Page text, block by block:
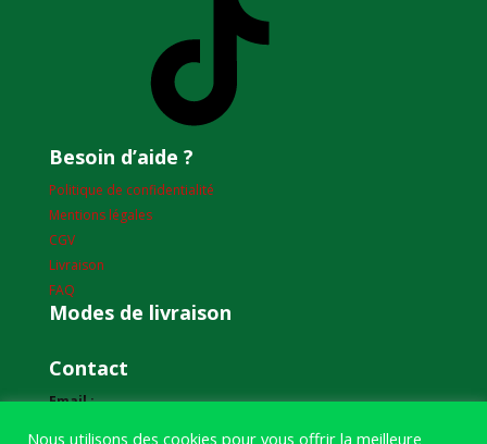
Besoin d’aide ?
Politique de confidentialité
Mentions légales
CGV
Livraison
FAQ
Modes de livraison
Contact
Email :
Nous utilisons des cookies pour vous offrir la meilleure